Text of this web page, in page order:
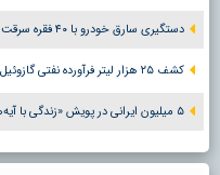
دستگیری سارق خودرو با ۴۰ فقره سرقت در کرج
کشف ۲۵ هزار لیتر فرآورده نفتی گازوئیل غیر مجاز در اشتهارد
۵ میلیون ایرانی در پویش «زندگی با آیه‌ها» شرکت کردند